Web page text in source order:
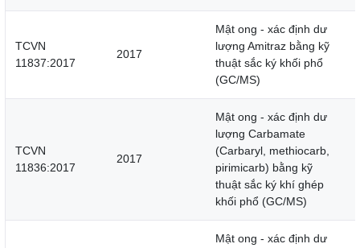
TCVN
11837:2017
2017
Mật ong - xác định dư
lượng Amitraz bằng kỹ
thuật sắc ký khối phổ
(GC/MS)
TCVN
11836:2017
2017
Mật ong - xác định dư
lượng Carbamate
(Carbaryl, methiocarb,
pirimicarb) bằng kỹ
thuật sắc ký khí ghép
khối phổ (GC/MS)
Mật ong - xác định dư